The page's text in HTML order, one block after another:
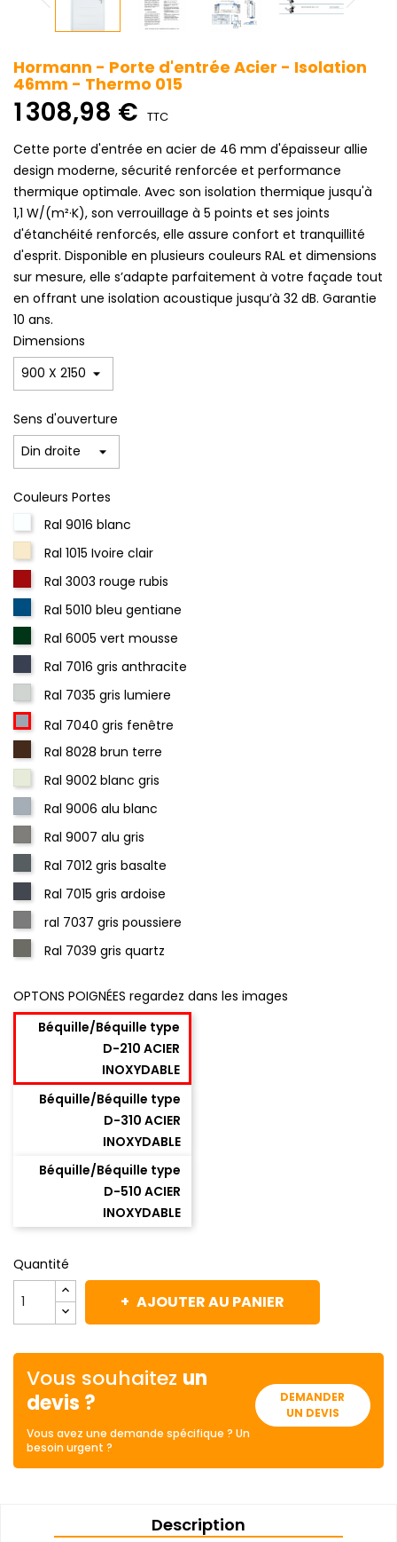
Hormann - Porte d'entrée Acier - Isolation
46mm - Thermo 015
1 308,98 € TTC
Cette porte d'entrée en acier de 46 mm d'épaisseur allie
design moderne, sécurité renforcée et performance
thermique optimale. Avec son isolation thermique jusqu'à
1,1 W/(m²·K), son verrouillage à 5 points et ses joints
d'étanchéité renforcés, elle assure confort et tranquillité
d'esprit. Disponible en plusieurs couleurs RAL et dimensions
sur mesure, elle s’adapte parfaitement à votre façade tout
en offrant une isolation acoustique jusqu’à 32 dB. Garantie
10 ans.
Dimensions
Sens d'ouverture
Couleurs Portes
Ral 9016 blanc
Ral 1015 Ivoire clair
Ral 3003 rouge rubis
Ral 5010 bleu gentiane
Ral 6005 vert mousse
Ral 7016 gris anthracite
Ral 7035 gris lumiere
Ral 7040 gris fenêtre
Ral 8028 brun terre
Ral 9002 blanc gris
Ral 9006 alu blanc
Ral 9007 alu gris
Ral 7012 gris basalte
Ral 7015 gris ardoise
ral 7037 gris poussiere
Ral 7039 gris quartz
OPTONS POIGNÉES regardez dans les images
Béquille/Béquille type
D-210 ACIER
INOXYDABLE
Béquille/Béquille type
D-310 ACIER
INOXYDABLE
Béquille/Béquille type
D-510 ACIER
INOXYDABLE
Quantité
AJOUTER AU PANIER
Vous souhaitez un
devis ?
Vous avez une demande spécifique ? Un
besoin urgent ?
DEMANDER
UN DEVIS
Description